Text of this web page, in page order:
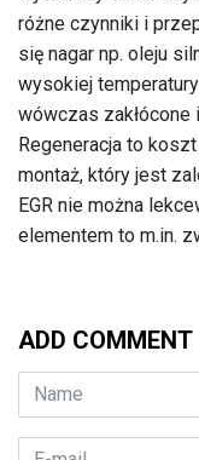
różne czynniki i
się nagar np. oleju
wysokiej
wówczas
Regeneracja to
montaż, który jest
EGR nie można
elementem to m.in.
ADD COMMENT